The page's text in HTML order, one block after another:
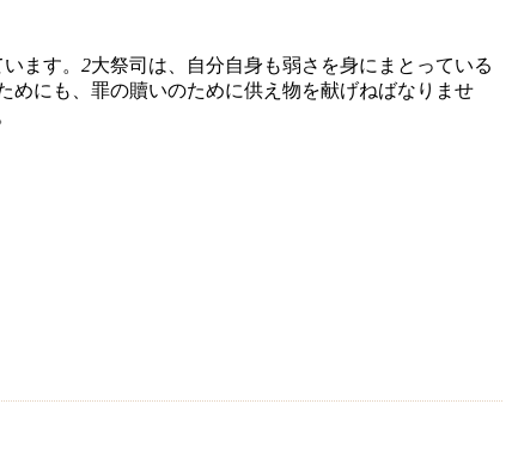
ます。 2大祭司は、自分自身も弱さを身にまとっている
めにも、罪の贖いのために供え物を献げねばなりませ